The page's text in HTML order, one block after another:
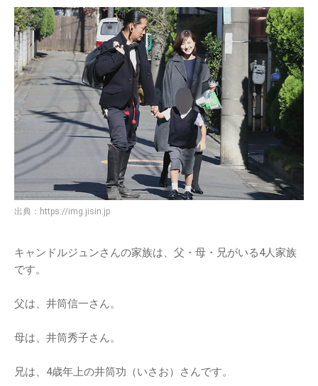
出典： https://img.jisin.jp
キャンドルジュンさんの家族は、父・母・兄がいる4人家族
です。
父は、井筒信一さん。
母は、井筒秀子さん。
兄は、4歳年上の井筒功（いさお）さんです。